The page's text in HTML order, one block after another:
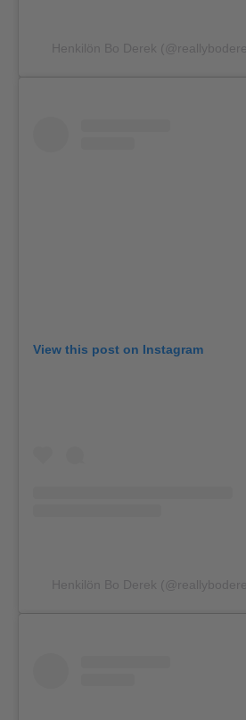
Henkilön Bo Derek
View this post on Instagram
Henkilön Bo Derek